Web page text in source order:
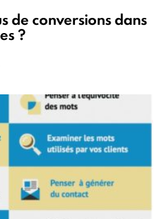
de conversions dans
?